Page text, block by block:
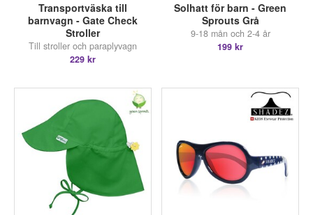
Transportväska till
barnvagn - Gate Check
Stroller
Till stroller och paraplyvagn
229 kr
Solhatt för barn - Green
Sprouts Grå
9-18 mån och 2-4 år
199 kr